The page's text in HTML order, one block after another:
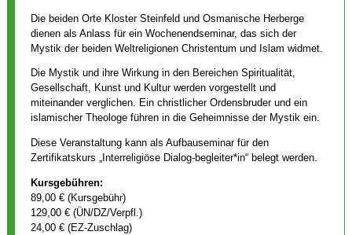
Die beiden Orte Kloster Steinfeld und Osmanische Herberge
dienen als Anlass für ein Wochenendseminar, das sich der
Mystik der beiden Weltreligionen Christentum und Islam widmet.
Die Mystik und ihre Wirkung in den Bereichen Spiritualität,
Gesellschaft, Kunst und Kultur werden vorgestellt und
miteinander verglichen. Ein christlicher Ordensbruder und ein
islamischer Theologe führen in die Geheimnisse der Mystik ein.
Diese Veranstaltung kann als Aufbauseminar für den
Zertifikatskurs „Interreligiöse Dialog-begleiter*in“ belegt werden.
Kursgebühren:
89,00 € (Kursgebühr)
129,00 € (ÜN/DZ/Verpfl.)
24,00 € (EZ-Zuschlag)